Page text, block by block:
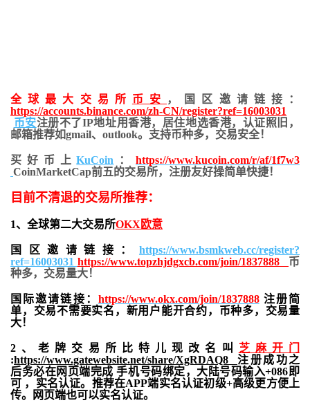
全球最大交易所 币安
，国区邀请链接：
https://accounts.binance.com/zh-CN/register?ref=16003031
币安注册不了IP地址用香港，居住地选香港，认证照旧，
邮箱推荐如gmail、outlook。支持币种多，交易安全！
买好币上KuCoin ：https://www.kucoin.com/r/af/1f7w3
CoinMarketCap前五的交易所，注册友好操简单快捷！
目前不清退的交易所推荐：
1、全球第二大交易所OKX欧意
国区邀请链接： https://www.bsmkweb.cc/register?
ref=16003031 https://www.topzhjdgxcb.com/join/1837888 币
种多，交易量大！
国际邀请链接： https://www.okx.com/join/1837888注册简
单，交易不需要实名，新用户能开合约， 币种多，交易量
大！
2、老牌交易所比特儿现改名叫 芝麻开门
:https://www.gatewebsite.net/share/XgRDAQ8 注册成功之
后务必在网页端完成 手机号码绑定，大陆号码输入+086即
可 ，实名认证。推荐在APP端实名认证初级+高级更方便上
传。网页端也可以实名认证。